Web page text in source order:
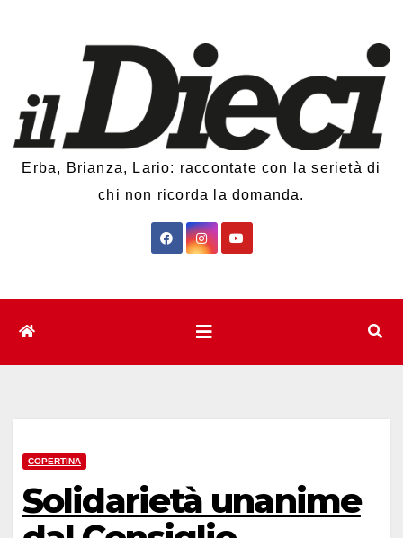
Erba, Brianza, Lario: raccontate con la serietà di
chi non ricorda la domanda.
COPERTINA
Solidarietà unanime